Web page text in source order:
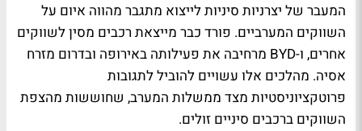
המעבר של יצרניות סיניות לייצוא מתגבר מהווה איום על
השווקים המערביים. פורד כבר מייצאת רכבים מסין לשווקים
אחרים, ו-BYD מרחיבה את פעילותה באירופה ובדרום מזרח
אסיה. מהלכים אלו עשויים להוביל לתגובות
פרוטקציוניסטיות מצד ממשלות המערב, שחוששות מהצפת
השווקים ברכבים סיניים זולים.